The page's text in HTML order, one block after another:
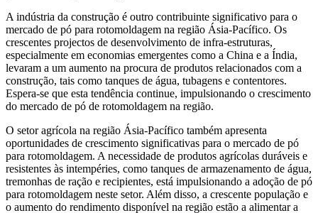
A indústria da construção é outro contribuinte significativo para o
mercado de pó para rotomoldagem na região Ásia-Pacífico. Os
crescentes projectos de desenvolvimento de infra-estruturas,
especialmente em economias emergentes como a China e a Índia,
levaram a um aumento na procura de produtos relacionados com a
construção, tais como tanques de água, tubagens e contentores.
Espera-se que esta tendência continue, impulsionando o crescimento
do mercado de pó de rotomoldagem na região.
O setor agrícola na região Ásia-Pacífico também apresenta
oportunidades de crescimento significativas para o mercado de pó
para rotomoldagem. A necessidade de produtos agrícolas duráveis ​​e
resistentes às intempéries, como tanques de armazenamento de água,
tremonhas de ração e recipientes, está impulsionando a adoção de pó
para rotomoldagem neste setor. Além disso, a crescente população e
o aumento do rendimento disponível na região estão a alimentar a